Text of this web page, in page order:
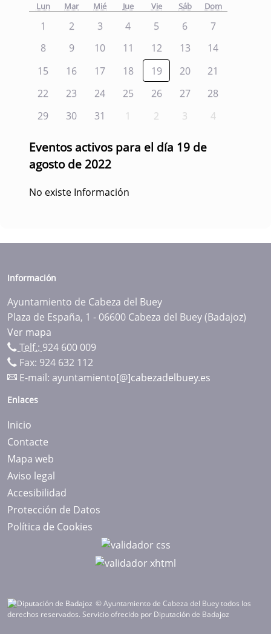
Lun Mar Mié Jue Vie Sáb Dom
1 2 3 4 5 6
7
8
9 10 11 12 13
14
15
16 17 18 19 20
21
22
23 24 25 26 27
28
29
30 31 1 2 3 4
Eventos activos para el día 19 de
agosto de 2022
No existe Información
Información
Ayuntamiento de Cabeza del Buey
Plaza de España, 1 - 06600 Cabeza del Buey (Badajoz)
Ver mapa
Telf.: 924 600 009
Fax: 924 632 112
E-mail: ayuntamiento[@]cabezadelbuey.es
Enlaces
Inicio
Contacte
Mapa web
Aviso legal
Accesibilidad
Protección de Datos
Política de Cookies
© Ayuntamiento de Cabeza del Buey todos los
derechos reservados. Servicio ofrecido por Diputación de Badajoz